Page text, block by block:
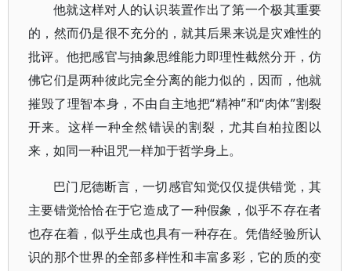
他就这样对人的认识装置作出了第一个极其重要
的，然而仍是很不充分的，就其后果来说是灾难性的
批评。他把感官与抽象思维能力即理性截然分开，仿
佛它们是两种彼此完全分离的能力似的，因而，他就
摧毁了理智本身，不由自主地把“精神”和“肉体”割裂
开来。这样一种全然错误的割裂，尤其自柏拉图以
来，如同一种诅咒一样加于哲学身上。
巴门尼德断言，一切感官知觉仅仅提供错觉，其
主要错觉恰恰在于它造成了一种假象，似乎不存在者
也存在着，似乎生成也具有一种存在。凭借经验所认
识的那个世界的全部多样性和丰富多彩，它的质的变